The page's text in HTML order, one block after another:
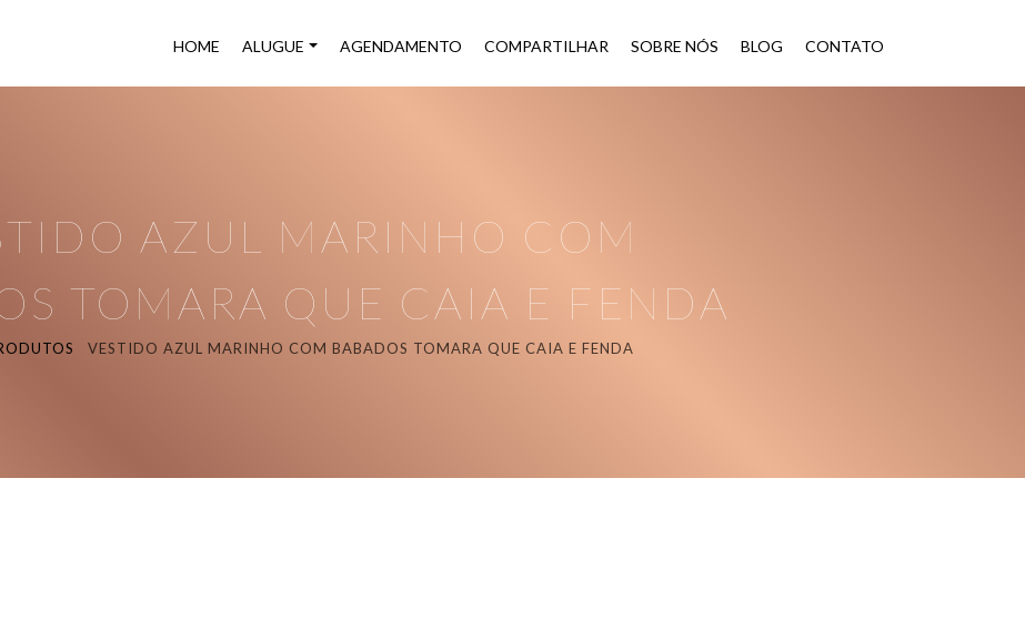
HOME ALUGUE AGENDAMENTO COMPARTILHAR SOBRE NÓS BLOG CONTATO
AZUL MARINHO COM
TOMARA QUE CAIA E FENDA
VESTIDO AZUL MARINHO COM BABADOS TOMARA QUE CAIA E FENDA